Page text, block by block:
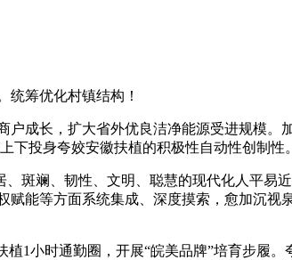
筹优化村镇结构！
成长，扩大省外优良洁净能源受进规模。
下投身夸姣安徽扶植的积极性自动性创制性。
斓、韧性、文明、聪慧的现代化人平易近
能等方面系统集成、深度摸索，愈加沉视
小时通勤圈，开展“皖美品牌”培育步履。